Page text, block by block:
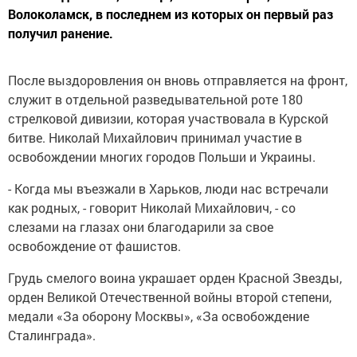
Волоколамск, в последнем из которых он первый раз
получил ранение.
После выздоровления он вновь отправляется на фронт,
служит в отдельной разведывательной роте 180
стрелковой дивизии, которая участвовала в Курской
битве. Николай Михайлович принимал участие в
освобождении многих городов Польши и Украины.
- Когда мы въезжали в Харьков, люди нас встречали
как родных, - говорит Николай Михайлович, - со
слезами на глазах они благодарили за свое
освобождение от фашистов.
Грудь смелого воина украшает орден Красной Звезды,
орден Великой Отечественной войны второй степени,
медали «За оборону Москвы», «За освобождение
Сталинграда».